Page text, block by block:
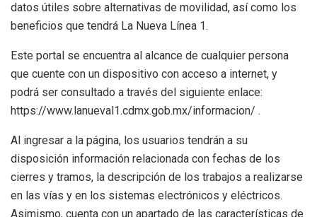
datos útiles sobre alternativas de movilidad, así como los
beneficios que tendrá La Nueva Línea 1.
Este portal se encuentra al alcance de cualquier persona
que cuente con un dispositivo con acceso a internet, y
podrá ser consultado a través del siguiente enlace:
https://www.lanueval1.cdmx.gob.mx/informacion/ .
Al ingresar a la página, los usuarios tendrán a su
disposición información relacionada con fechas de los
cierres y tramos, la descripción de los trabajos a realizarse
en las vías y en los sistemas electrónicos y eléctricos.
Asimismo, cuenta con un apartado de las características de